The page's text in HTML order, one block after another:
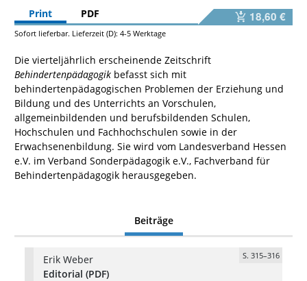
Print
PDF 18,60 €
Sofort lieferbar. Lieferzeit (D): 4-5 Werktage
Die vierteljährlich erscheinende Zeitschrift
Behindertenpädagogik befasst sich mit
behindertenpädagogischen Problemen der Erziehung und
Bildung und des Unterrichts an Vorschulen,
allgemeinbildenden und berufsbildenden Schulen,
Hochschulen und Fachhochschulen sowie in der
Erwachsenenbildung. Sie wird vom Landesverband Hessen
e.V. im Verband Sonderpädagogik e.V., Fachverband für
Behindertenpädagogik herausgegeben.
Beiträge
Erik Weber S. 315–316
Editorial (PDF)